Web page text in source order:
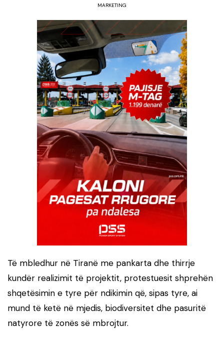
MARKETING
Të mbledhur në Tiranë me pankarta dhe thirrje
kundër realizimit të projektit, protestuesit shprehën
shqetësimin e tyre për ndikimin që, sipas tyre, ai
mund të ketë në mjedis, biodiversitet dhe pasuritë
natyrore të zonës së mbrojtur.